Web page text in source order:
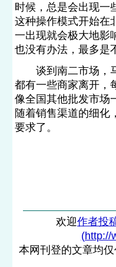
时候，总是会出现一
这种操作模式开始在
一出现就会极大地影
也没有办法，最多是
谈到南二市场，马
都有一些商家离开，
像全国其他批发市场
随着销售渠道的细化
要求了。
欢迎作者投
(http://
本网刊登的文章均